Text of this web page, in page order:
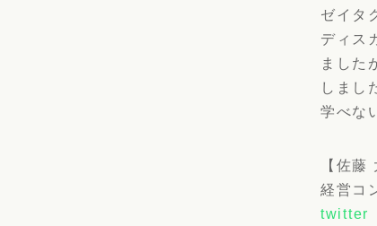
ゼイタ
ディス
ました
しまし
学べな
【佐
経営コ
twitter